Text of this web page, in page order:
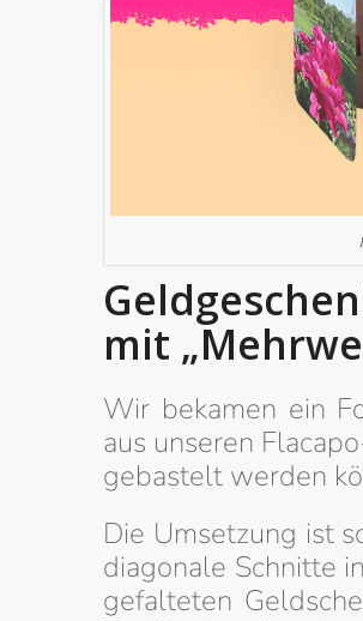
mit
Wir bekamen ein
aus unseren
gebastelt werden
Die Umsetzung ist
diagonale Schnitte
gefalteten